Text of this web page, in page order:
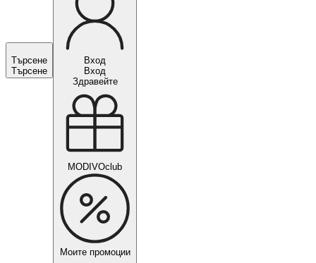
Търсене
Търсене
Вход
Вход
Здравейте
MODIVOclub
Моите промоции